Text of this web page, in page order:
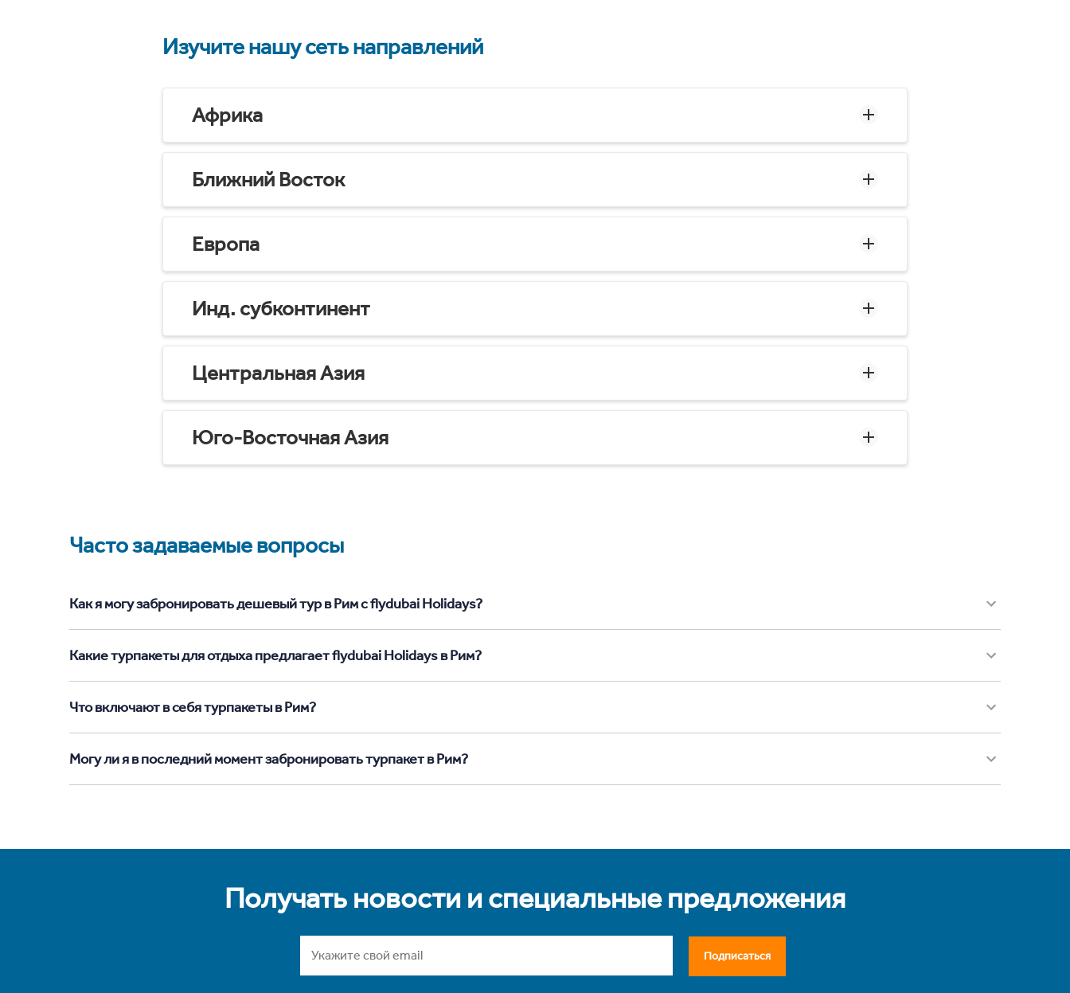
Изучите нашу сеть направлений
Африка
Ближний Восток
Европа
Инд. субконтинент
Центральная Азия
Юго-Восточная Азия
Часто задаваемые вопросы
Как я могу забронировать дешевый тур в Рим с flydubai Holidays?
Какие турпакеты для отдыха предлагает flydubai Holidays в Рим?
Что включают в себя турпакеты в Рим?
Могу ли я в последний момент забронировать турпакет в Рим?
Получать новости и специальные предложения
Подписаться